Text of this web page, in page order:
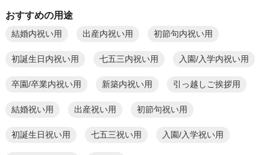
おすすめの用途
結婚内祝い用 出産内祝い用 初節句内祝い用
初誕生日内祝い用 七五三内祝い用 入園/入学内祝い用
卒園/卒業内祝い用 新築内祝い用 引っ越しご挨拶用
結婚祝い用 出産祝い用 初節句祝い用
初誕生日祝い用 七五三祝い用 入園/入学祝い用